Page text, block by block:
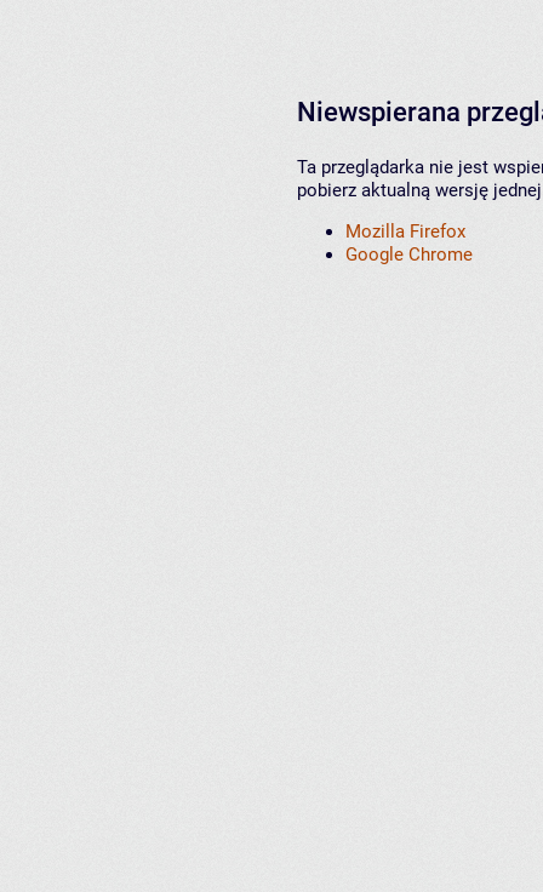
Niewspierana
Ta przeglądarka nie jest
pobierz aktualną wersję
Mozilla Firefox
Google Chrome